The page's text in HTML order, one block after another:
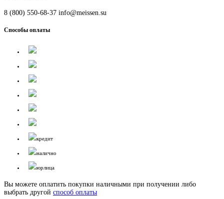
8 (800) 550-68-37 info@meissen.su
Способы оплаты
кредит
налично
юрлица
Вы можете оплатить покупки наличными при получении либо
выбрать другой способ оплаты